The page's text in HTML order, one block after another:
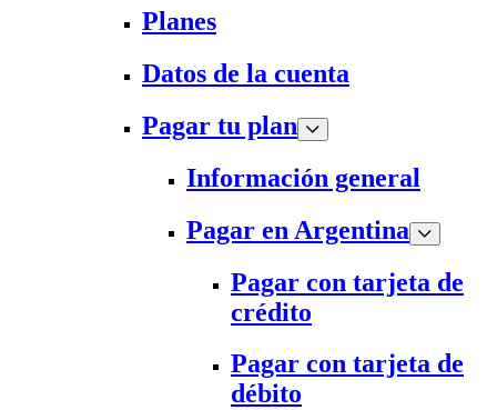
Planes
Datos de la cuenta
Pagar tu plan
Información general
Pagar en Argentina
Pagar con tarjeta de
crédito
Pagar con tarjeta de
débito